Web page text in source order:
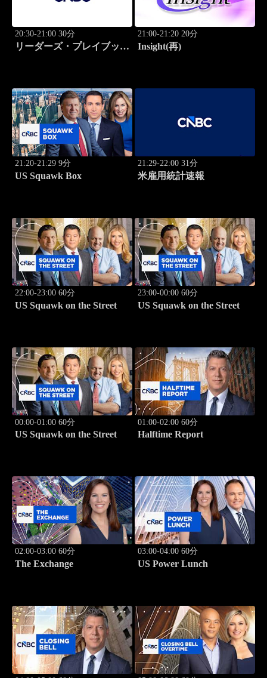
20:30-21:00 30分
リーダーズ・プレイブック
21:00-21:20 20分
Insight(再)
21:20-21:29 9分
US Squawk Box
21:29-22:00 31分
米雇用統計速報
22:00-23:00 60分
US Squawk on the Street
23:00-00:00 60分
US Squawk on the Street
00:00-01:00 60分
US Squawk on the Street
01:00-02:00 60分
Halftime Report
02:00-03:00 60分
The Exchange
03:00-04:00 60分
US Power Lunch